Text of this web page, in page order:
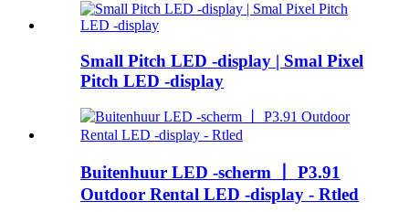
Small Pitch LED -display | Smal Pixel
Pitch LED -display
Buitenhuur LED -scherm 丨 P3.91
Outdoor Rental LED -display - Rtled